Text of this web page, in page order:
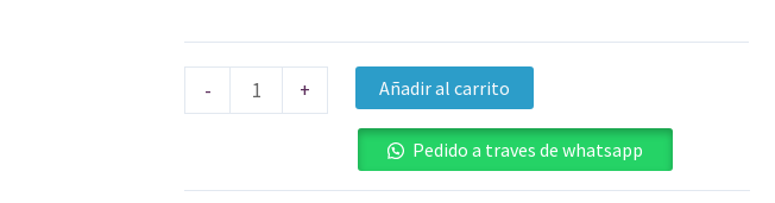
- + Añadir al carrito
Pedido a traves de whatsapp